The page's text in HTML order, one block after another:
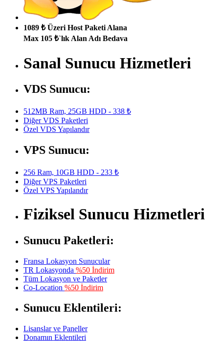
1089 ₺ Üzeri Host Paketi Alana
Max 105 ₺`lık Alan Adı Bedava
Sanal Sunucu Hizmetleri
VDS Sunucu:
512MB Ram, 25GB HDD - 338 ₺
Diğer VDS Paketleri
Özel VDS Yapılandır
VPS Sunucu:
256 Ram, 10GB HDD - 233 ₺
Diğer VPS Paketleri
Özel VPS Yapılandır
Fiziksel Sunucu Hizmetleri
Sunucu Paketleri:
Fransa Lokasyon Sunucular
TR Lokasyonda %50 İndirim
Tüm Lokasyon ve Paketler
Co-Location %50 İndirim
Sunucu Eklentileri:
Lisanslar ve Paneller
Donamın Eklentileri